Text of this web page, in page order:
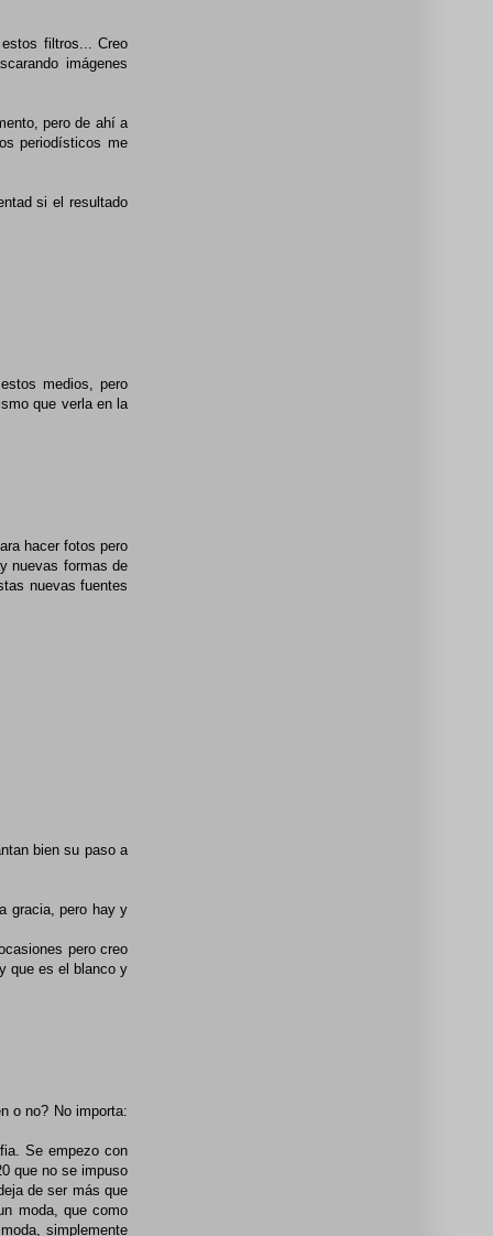
filtros... Creo
imágenes
pero de ahí a
periodísticos me
si el resultado
medios, pero
que verla en la
hacer fotos pero
nuevas formas de
nuevas fuentes
bien su paso a
gracia, pero hay y
pero creo
que es el blanco y
o no? No importa:
Se empezo con
que no se impuso
de ser más que
moda, que como
simplemente